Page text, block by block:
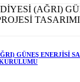
GÜNEŞ ENERJİSİ